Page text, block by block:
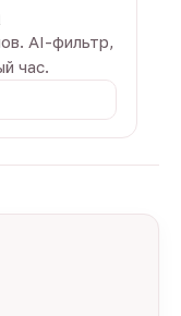
AI-фильтр,
час.